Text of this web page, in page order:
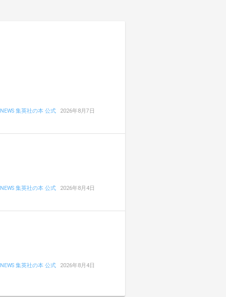
NEWS 集英社の本 公式 2026年8月7日
NEWS 集英社の本 公式 2026年8月4日
NEWS 集英社の本 公式 2026年8月4日